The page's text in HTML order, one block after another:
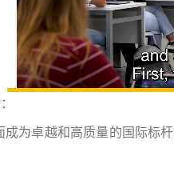
为卓越和高质量的国际标